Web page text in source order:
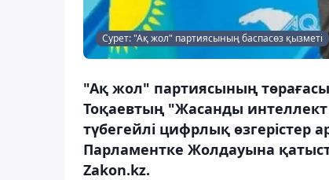
Сурет: "Ақ жол" партиясының баспасөз қызметі
"Ақ жол" партиясының
Тоқаевтың "Жасанды интеллект
түбегейлі цифрлық
Парламентке Жолдауына
Zakon.kz.